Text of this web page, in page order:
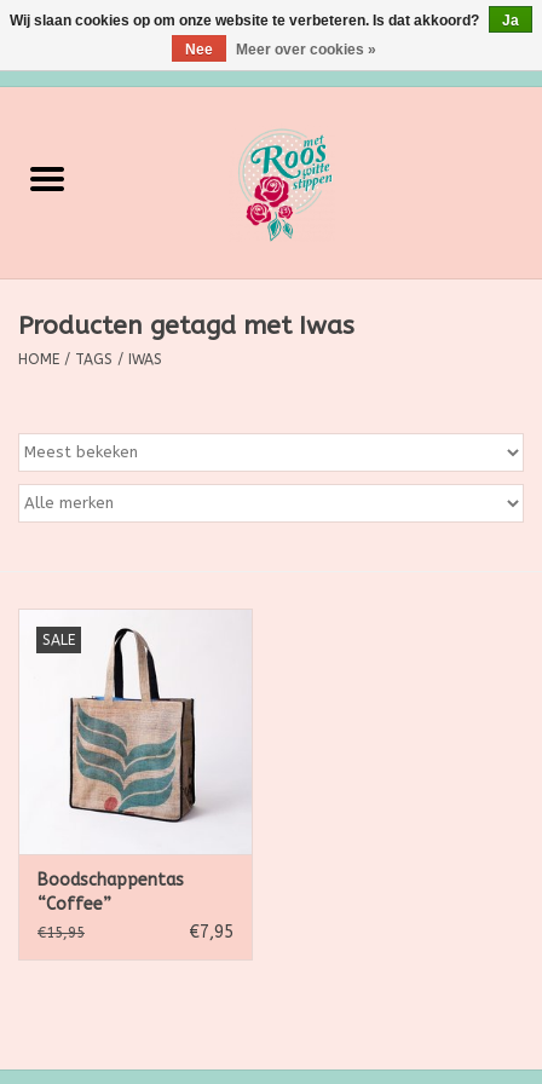
Verzorging
Grimeermateriaal
Huishoudartikelen
Ditjes & Datjes
Kadootjes
Belgisch
Workshops
Producten getagd met Iwas
HOME / TAGS / IWAS
SALE
Boodschappentas
“Coffee”
€15,95 €7,95
Wij slaan cookies op om onze website te verbeteren. Is dat akkoord?
Ja
Nee
Meer over cookies »